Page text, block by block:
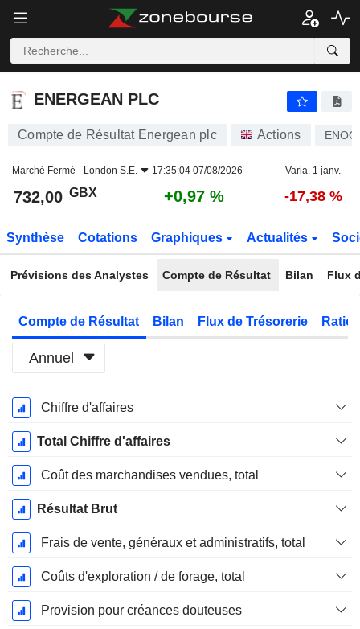
ENERGEAN PLC
ENERGEAN PLC
Compte de Résultat Energean plc Actions ENOG
Marché Fermé - London S.E. 17:35:04 07/08/2026 Varia. 1 janv.
732,00 GBX +0,97 % -17,38 %
Synthèse Cotations Graphiques Actualités
Prévisions des Analystes Compte de Résultat Bilan Flux
Compte de Résultat Bilan Flux de Trésorerie
Annuel
Période
Fiscale:
Décembre
Chiffre d'affaires
Total Chiffre d'affaires
Coût des marchandises vendues, total
Résultat Brut
Frais de vente, généraux et administratifs, total
Coûts d'exploration / de forage, total
Provision pour créances douteuses